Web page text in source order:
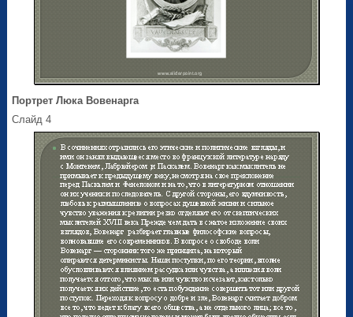
Портрет Люка Вовенарга
Слайд 4